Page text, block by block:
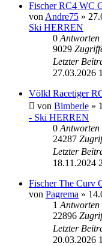
Fischer RC4 WC
von Andre75 »
Ski HERREN
0 Antworten
9029
Letzter
27.03.2026
Völkl Racetiger
von Bimberle »
- Ski HERREN
0 Antworten
24287
Letzter
18.11.2024
Fischer The Curv
von Pagrema »
1 Antworten
22896
Letzter
20.03.2026